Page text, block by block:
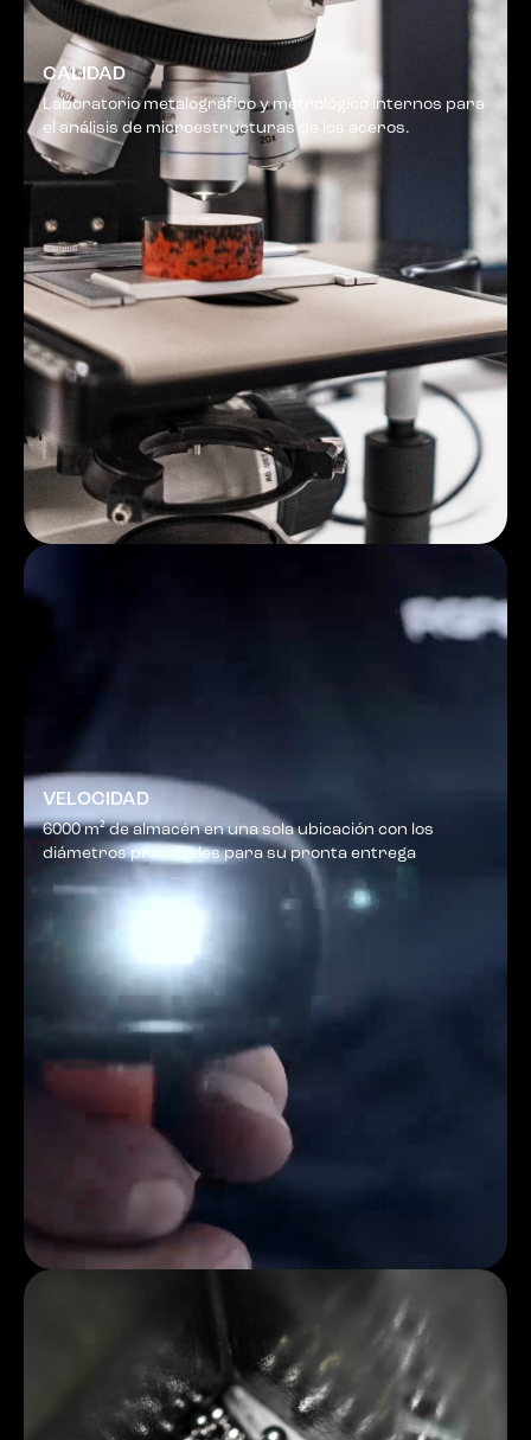
CALIDAD
Laboratorio metalográfico y metrológico internos para
el análisis de microestructuras de los aceros.
VELOCIDAD
6000 m² de almacén en una sola ubicación con los
diámetros principales para su pronta entrega